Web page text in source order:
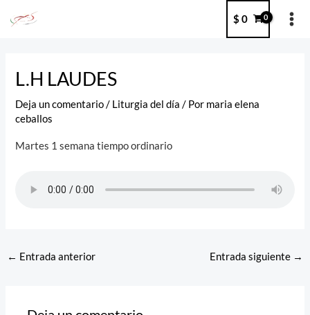
$ 0
L.H LAUDES
Deja un comentario / Liturgia del día / Por maria elena
ceballos
Martes 1 semana tiempo ordinario
← Entrada anterior Entrada siguiente →